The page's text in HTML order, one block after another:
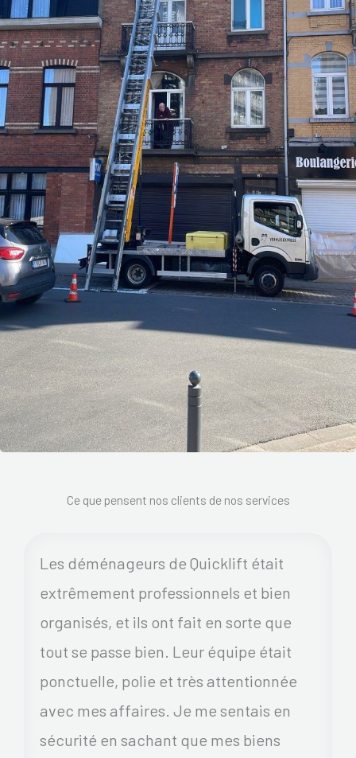
Ce que pensent nos clients de nos services
Les déménageurs de Quicklift était
extrêmement professionnels et bien
organisés, et ils ont fait en sorte que
tout se passe bien. Leur équipe était
ponctuelle, polie et très attentionnée
avec mes affaires. Je me sentais en
sécurité en sachant que mes biens